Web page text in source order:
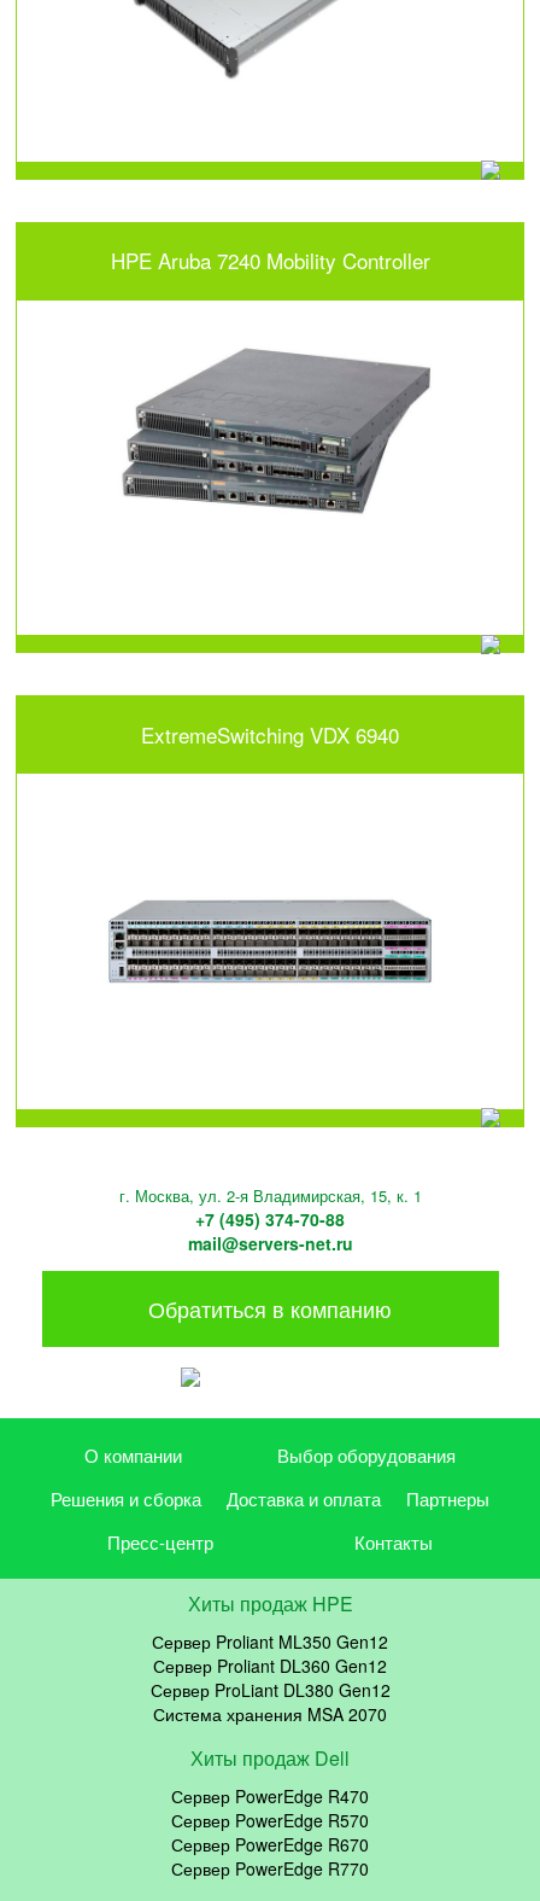
HPE Aruba 7240 Mobility Controller
ExtremeSwitching VDX 6940
г. Москва, ул. 2-я Владимирская, 15, к. 1
+7 (495) 374-70-88
mail@servers-net.ru
Обратиться в компанию
О компании
Выбор оборудования
Решения и сборка
Доставка и оплата
Партнеры
Пресс-центр
Контакты
Хиты продаж HPE
Сервер Proliant ML350 Gen12
Сервер Proliant DL360 Gen12
Сервер ProLiant DL380 Gen12
Система хранения MSA 2070
Хиты продаж Dell
Сервер PowerEdge R470
Сервер PowerEdge R570
Сервер PowerEdge R670
Сервер PowerEdge R770